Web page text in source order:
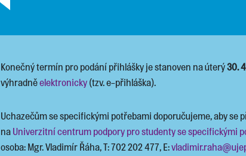
Konečný termín pro podání přihlášky je stanoven na úterý30.
výhradněelektronicky (tzv. e-přihláška).
Uchazečům se specifickými potřebami doporučujeme, aby se
na Univerzitní centrum podpory pro studenty se specifickými
osoba: Mgr. Vladimír Řáha, T: 702 202 477, E: